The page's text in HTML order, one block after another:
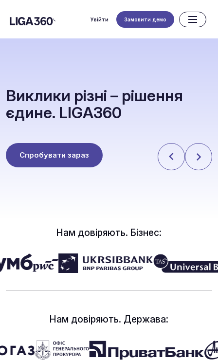
Увійти Замовити демо
Виклики різні – рішення
єдине. LIGA360
Спробувати зараз
Нам довіряють. Бізнес:
Нам довіряють. Держава: